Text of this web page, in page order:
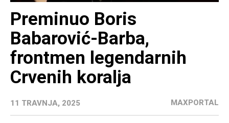
Preminuo Boris
Babarović-Barba,
frontmen legendarnih
Crvenih koralja
11 TRAVNJA, 2025 MAXPORTAL